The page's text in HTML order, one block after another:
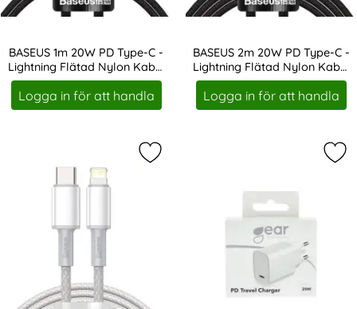
BASEUS 1m 20W PD Type-C -
Lightning Flätad Nylon Kabel
- Svart
Art. nr 17160
Logga in för att handla
BASEUS 2m 20W PD Type-C -
Lightning Flätad Nylon Kabel
- Svart
Art. nr 17162
Logga in för att handla
Markera bASEUS 2m 20W PD